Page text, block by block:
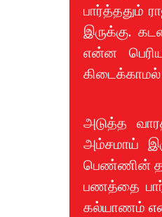
பார்த்ததும்
இருக்கு.
என்ன
அடுத்த
அம்சமாய்
பெண்ணின்
பணத்தை
கல்யாணம்